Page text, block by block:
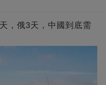
，俄3天，中國到底需